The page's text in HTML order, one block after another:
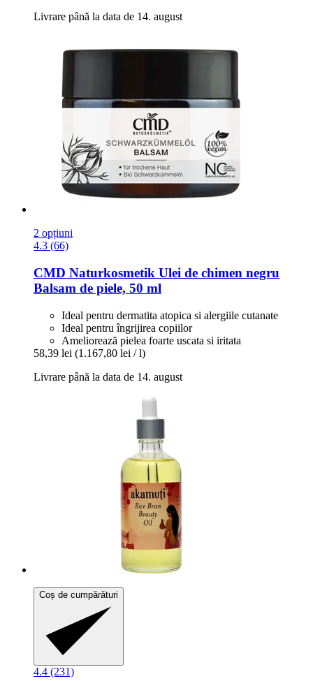
Livrare până la data de 14. august
2 opțiuni
4.3 (66)
CMD Naturkosmetik Ulei de chimen negru
Balsam de piele, 50 ml
Ideal pentru dermatita atopica si alergiile cutanate
Ideal pentru îngrijirea copiilor
Ameliorează pielea foarte uscata si iritata
58,39 lei (1.167,80 lei / l)
Livrare până la data de 14. august
Coș de cumpărături
4.4 (231)